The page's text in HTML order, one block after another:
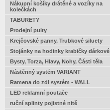
Nákupní košíky drátěné a vozíky na
kolečkách
TABURETY
Prodejní pulty
Krejčovské panny, Trubkové siluety
Stojánky na hodinky krabičky dárkové
Bysty, Torza, Hlavy, Nohy, Části těla
Nástěnný systém VARIANT
Ramena do zdi systém - WALL
LED reklamní poutače
ruční splinty pojistné nitě